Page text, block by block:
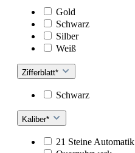
Gold
Schwarz
Silber
Weiß
Zifferblatt*
Schwarz
Kaliber*
21 Steine Automatik